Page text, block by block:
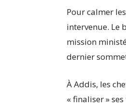
Pour calmer
intervenue. Le
mission
dernier
À Addis, les
« finaliser »